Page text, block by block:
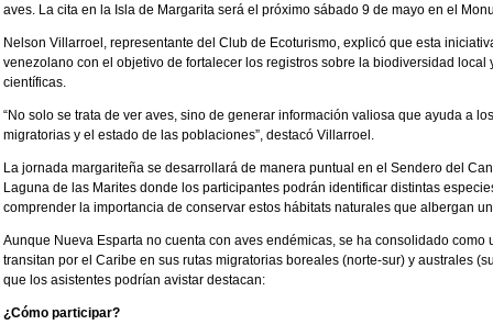
aves. La cita en la Isla de Margarita será el próximo sábado 9 de mayo en el
Nelson Villarroel, representante del Club de Ecoturismo, explicó que esta
venezolano con el objetivo de fortalecer los registros sobre la biodiversidad local
científicas.
“No solo se trata de ver aves, sino de generar información valiosa que ayuda a
migratorias y el estado de las poblaciones”, destacó Villarroel.
La jornada margariteña se desarrollará de manera puntual en el Sendero del
Laguna de las Marites donde los participantes podrán identificar distintas
comprender la importancia de conservar estos hábitats naturales que albergan
Aunque Nueva Esparta no cuenta con aves endémicas, se ha consolidado
transitan por el Caribe en sus rutas migratorias boreales (norte-sur) y australes
que los asistentes podrían avistar destacan:
¿Cómo participar?